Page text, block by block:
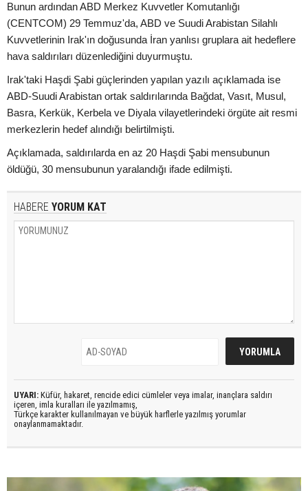
Bunun ardından ABD Merkez Kuvvetler Komutanlığı
(CENTCOM) 29 Temmuz'da, ABD ve Suudi Arabistan Silahlı
Kuvvetlerinin Irak'ın doğusunda İran yanlısı gruplara ait hedeflere
hava saldırıları düzenlediğini duyurmuştu.
Irak'taki Haşdi Şabi güçlerinden yapılan yazılı açıklamada ise
ABD-Suudi Arabistan ortak saldırılarında Bağdat, Vasıt, Musul,
Basra, Kerkük, Kerbela ve Diyala vilayetlerindeki örgüte ait resmi
merkezlerin hedef alındığı belirtilmişti.
Açıklamada, saldırılarda en az 20 Haşdi Şabi mensubunun
öldüğü, 30 mensubunun yaralandığı ifade edilmişti.
HABERE YORUM KAT
UYARI: Küfür, hakaret, rencide edici cümleler veya imalar, inançlara saldırı
içeren, imla kuralları ile yazılmamış,
Türkçe karakter kullanılmayan ve büyük harflerle yazılmış yorumlar
onaylanmamaktadır.